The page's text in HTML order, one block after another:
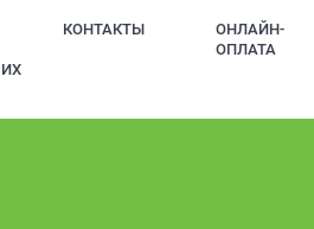
КОНТАКТЫ
ОНЛАЙН-
ОПЛАТА